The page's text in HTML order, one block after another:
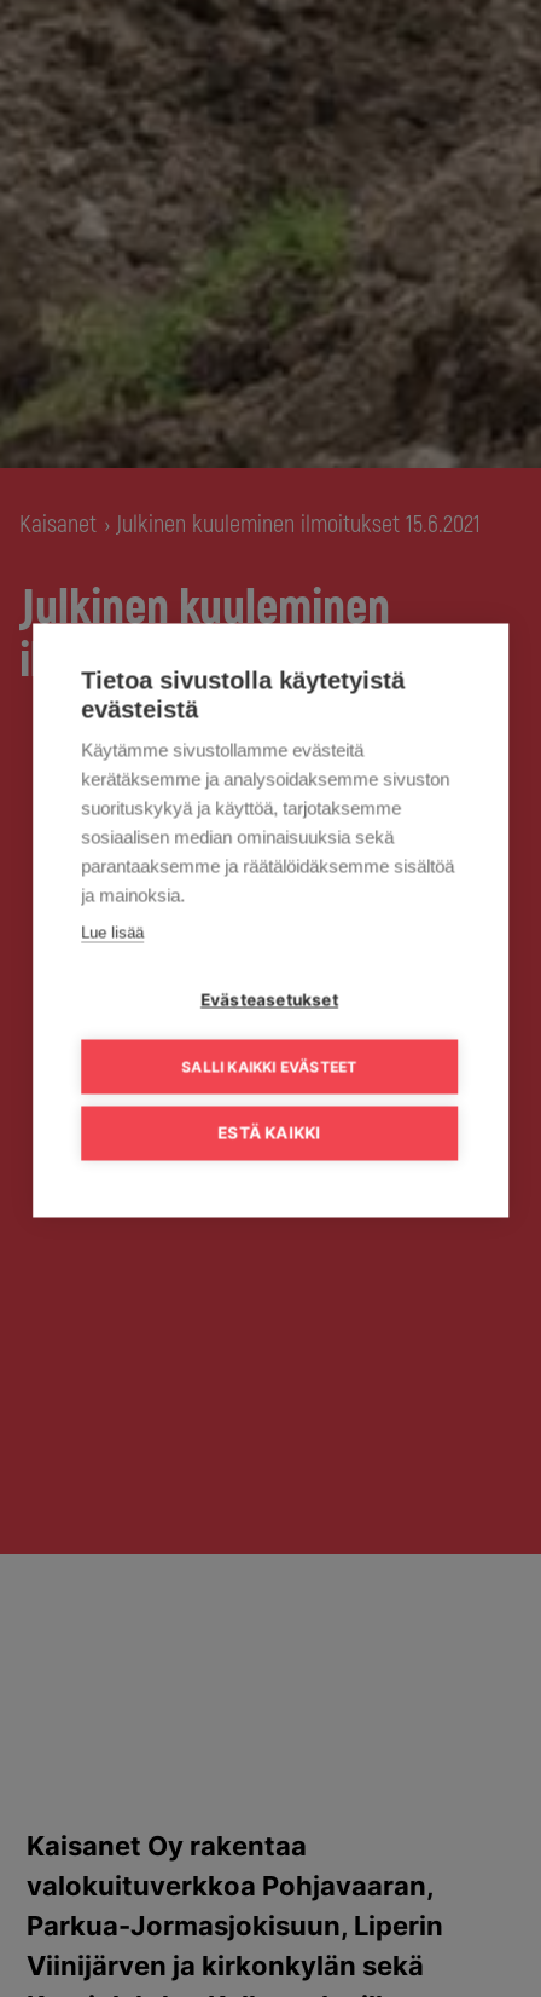
Kaisanet › Julkinen kuuleminen ilmoitukset 15.6.2021
Julkinen kuuleminen
ilmoitukset 15.6.2021
Kaisanet Oy rakentaa
valokuituverkkoa Pohjavaaran,
Parkua-Jormasjokisuun, Liperin
Viinijärven ja kirkonkylän sekä
Tietoa sivustolla käytetyistä
evästeistä
Käytämme sivustollamme evästeitä
kerätäksemme ja analysoidaksemme sivuston
suorituskykyä ja käyttöä, tarjotaksemme
sosiaalisen median ominaisuuksia sekä
parantaaksemme ja räätälöidäksemme sisältöä
ja mainoksia.
Lue lisää
Evästeasetukset
SALLI KAIKKI EVÄSTEET
ESTÄ KAIKKI